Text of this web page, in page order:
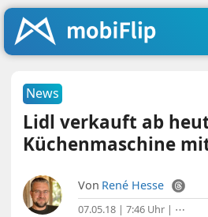
News
Lidl verkauft ab
Küchenmaschine
Von René Hesse
07.05.18 | 7:46 Uhr | ⋯